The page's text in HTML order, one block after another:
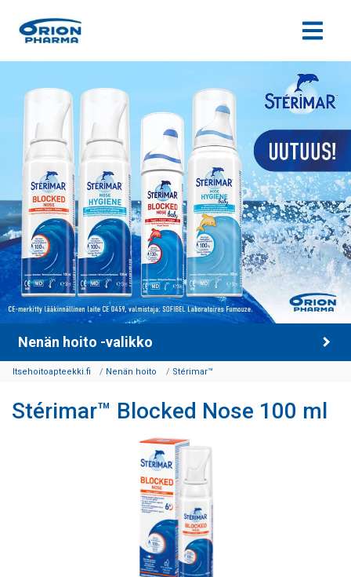
Siirry sisältöön
Nenän hoito -valikko
Itsehoitoapteekki.fi Nenän hoito Stérimar™
Stérimar™ Blocked Nose 100 ml